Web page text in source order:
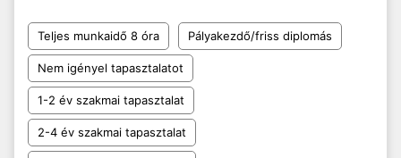
Teljes munkaidő 8 óra Pályakezdő/friss diplomás
Nem igényel tapasztalatot
1-2 év szakmai tapasztalat
2-4 év szakmai tapasztalat